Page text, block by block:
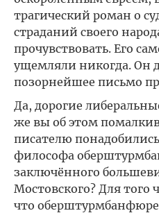
трагический роман о
страданий своего
прочувствовать. Его
ущемляли никогда. Он
позорнейшее письмо
Да, дорогие
же вы об этом
писателю
философа
заключённого
Мостовского? Для того
что